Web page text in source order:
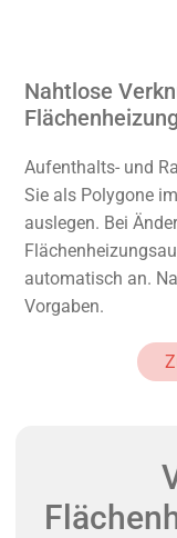
Nahtlose
Aufenthalts- und
Sie als Polygone
auslegen. Bei
automatisch an.
Vorgaben.